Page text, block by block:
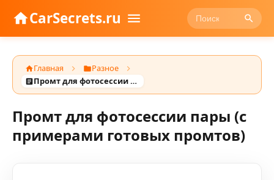
CarSecrets.ru
Главная
Разное
Промт для фотосессии пары (с примерами готовых промтов)
Промт для фотосессии пары (с
примерами готовых промтов)